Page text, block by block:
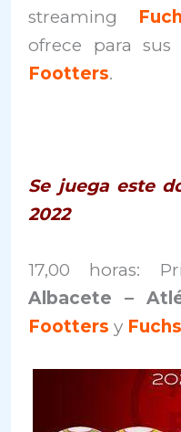
streaming
ofrece para
Footters.
Se juega este
2022
17,00 horas:
Albacete –
Footters y